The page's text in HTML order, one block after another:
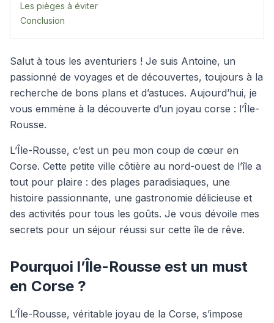
Les pièges à éviter
Conclusion
Salut à tous les aventuriers ! Je suis Antoine, un
passionné de voyages et de découvertes, toujours à la
recherche de bons plans et d’astuces. Aujourd’hui, je
vous emmène à la découverte d’un joyau corse : l’Île-
Rousse.
L’Île-Rousse, c’est un peu mon coup de cœur en
Corse. Cette petite ville côtière au nord-ouest de l’île a
tout pour plaire : des plages paradisiaques, une
histoire passionnante, une gastronomie délicieuse et
des activités pour tous les goûts. Je vous dévoile mes
secrets pour un séjour réussi sur cette île de rêve.
Pourquoi l’Île-Rousse est un must
en Corse ?
L’Île-Rousse, véritable joyau de la Corse, s’impose